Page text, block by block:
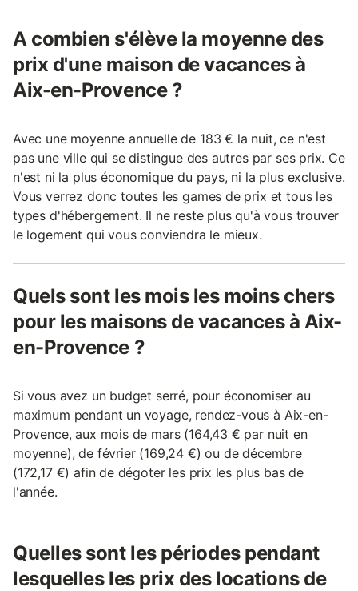
A combien s'élève la moyenne des
prix d'une maison de vacances à
Aix-en-Provence ?
Avec une moyenne annuelle de 183 € la nuit, ce n'est
pas une ville qui se distingue des autres par ses prix. Ce
n'est ni la plus économique du pays, ni la plus exclusive.
Vous verrez donc toutes les games de prix et tous les
types d'hébergement. Il ne reste plus qu'à vous trouver
le logement qui vous conviendra le mieux.
Quels sont les mois les moins chers
pour les maisons de vacances à Aix-
en-Provence ?
Si vous avez un budget serré, pour économiser au
maximum pendant un voyage, rendez-vous à Aix-en-
Provence, aux mois de mars (164,43 € par nuit en
moyenne), de février (169,24 €) ou de décembre
(172,17 €) afin de dégoter les prix les plus bas de
l'année.
Quelles sont les périodes pendant
lesquelles les prix des locations de